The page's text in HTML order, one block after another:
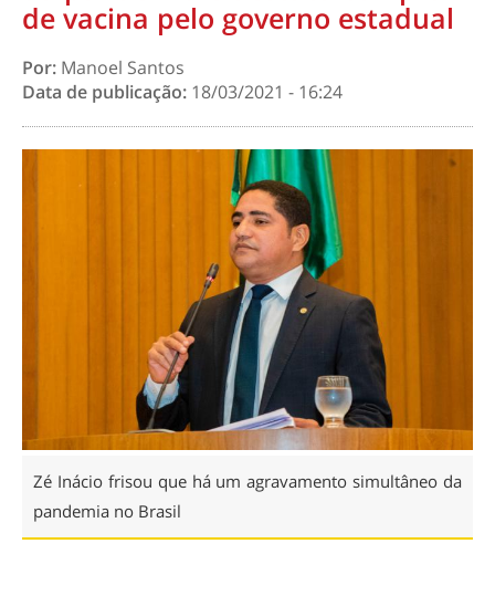
de vacina pelo governo estadual
Por: Manoel Santos
Data de publicação: 18/03/2021 - 16:24
Zé Inácio frisou que há um agravamento simultâneo da
pandemia no Brasil